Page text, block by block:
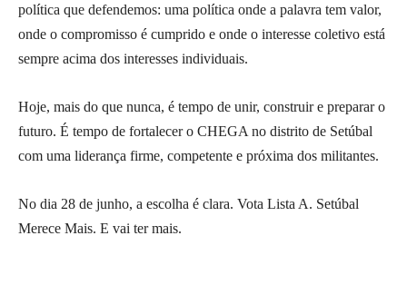
política que defendemos: uma política onde a palavra tem valor,
onde o compromisso é cumprido e onde o interesse coletivo está
sempre acima dos interesses individuais.
Hoje, mais do que nunca, é tempo de unir, construir e preparar o
futuro. É tempo de fortalecer o CHEGA no distrito de Setúbal
com uma liderança firme, competente e próxima dos militantes.
No dia 28 de junho, a escolha é clara. Vota Lista A. Setúbal
Merece Mais. E vai ter mais.